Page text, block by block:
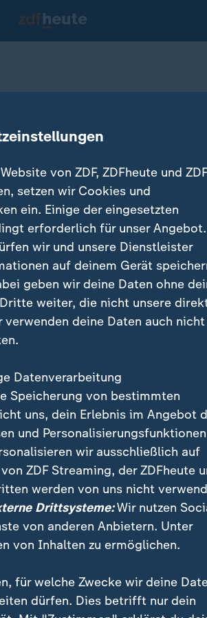
07.08.2024
und in Brandenburg wird in
in Cottbus und einen CDU-
von ZDF, ZDFheute und
setzen wir Cookies und
ein. Einige der eingesetzten
erforderlich für unser
wir und unsere Dienstleister
auf deinem Gerät
geben wir deine Daten ohne
weiter, die nicht unsere
deine Daten auch nicht
Datenverarbeitung
Speicherung von bestimmten
uns, dein Erlebnis im Angebot
und Personalisierungsfunktionen
wir ausschließlich auf
ZDF Streaming, der ZDFheute
werden von uns nicht
Drittsysteme:Wir nutzen
von anderen Anbietern. Unter
von Inhalten zu ermöglichen.
für welche Zwecke wir deine
dürfen. Dies betrifft nur dein